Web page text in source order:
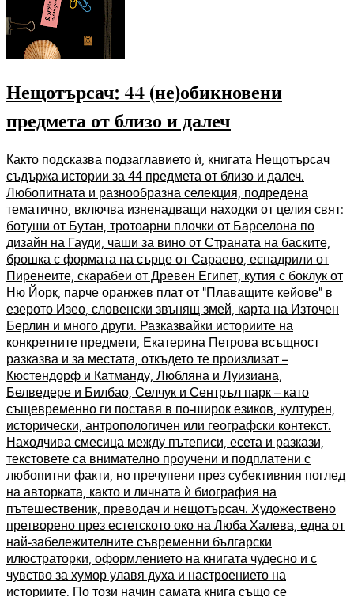
Нещотърсач: 44 (не)обикновени
предмета от близо и далеч
Както подсказва подзаглавието ѝ, книгата Нещотърсач
съдържа истории за 44 предмета от близо и далеч.
Любопитната и разнообразна селекция, подредена
тематично, включва изненадващи находки от целия свят:
ботуши от Бутан, тротоарни плочки от Барселона по
дизайн на Гауди, чаши за вино от Страната на баските,
брошка с формата на сърце от Сараево, еспадрили от
Пиренеите, скарабеи от Древен Египет, кутия с боклук от
Ню Йорк, парче оранжев плат от “Плаващите кейове” в
езерото Изео, словенски звънящ змей, карта на Източен
Берлин и много други. Разказвайки историите на
конкретните предмети, Екатерина Петрова всъщност
разказва и за местата, откъдето те произлизат –
Кюстендорф и Катманду, Любляна и Луизиана,
Белведере и Билбао, Селчук и Сентръл парк – като
същевременно ги поставя в по-широк езиков, културен,
исторически, антропологичен или географски контекст.
Находчива смесица между пътеписи, есета и разкази,
текстовете са внимателно проучени и подплатени с
любопитни факти, но пречупени през субективния поглед
на авторката, както и личната ѝ биография на
пътешественик, преводач и нещотърсач. Художествено
претворено през естетското око на Люба Халева, една от
най-забележителните съвременни български
илюстраторки, оформлението на книгата чудесно и с
чувство за хумор улавя духа и настроението на
историите. По този начин самата книга също се